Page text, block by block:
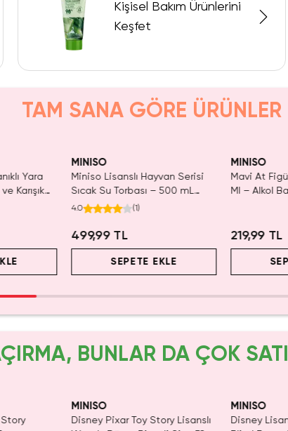
Kişisel Bakım Ürünlerini
Keşfet
TAM SANA GÖRE ÜRÜNLER
Yara
Karışık
MINISO
Miniso Lisanslı Hayvan Serisi
Sıcak Su Torbası – 500 mL
Pembe Peluş Kılıflı Termofor
4.0 (1)
499,99 TL
SEPETE EKLE
MINISO
Mavi At
Ml – Alkol
219,99 TL
BUNLAR DA ÇOK
Story
MINISO
Disney Pixar Toy Story Lisanslı
MINISO
Disney